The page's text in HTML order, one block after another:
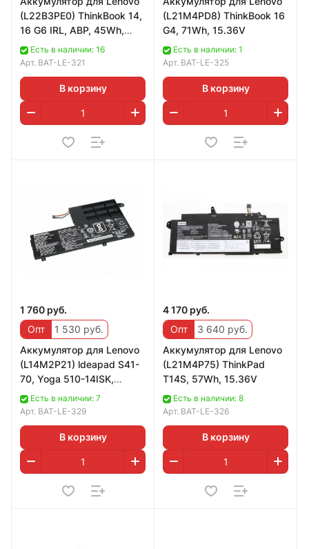
(L22B3PE0) ThinkBook 14,
16 G6 IRL, ABP, 45Wh,
3910mAh, 11.52V
Есть в наличии: 16
Арт. BAT-LE-321
В корзину
(L21M4PD8) ThinkBook 16
G4, 71Wh, 15.36V
Есть в наличии: 1
Арт. BAT-LE-325
В корзину
1 760 руб.
Опт
1 530 руб.
Аккумулятор для Lenovo
(L14M2P21) ldeapad S41-
70, Yoga 510-14ISK,
30Wh, 4050mAh, 7.4V
Есть в наличии: 7
Арт. BAT-LE-329
В корзину
4 170 руб.
Опт
3 640 руб.
Аккумулятор для Lenovo
(L21M4P75) ThinkPad
T14S, 57Wh, 15.36V
Есть в наличии: 8
Арт. BAT-LE-326
В корзину